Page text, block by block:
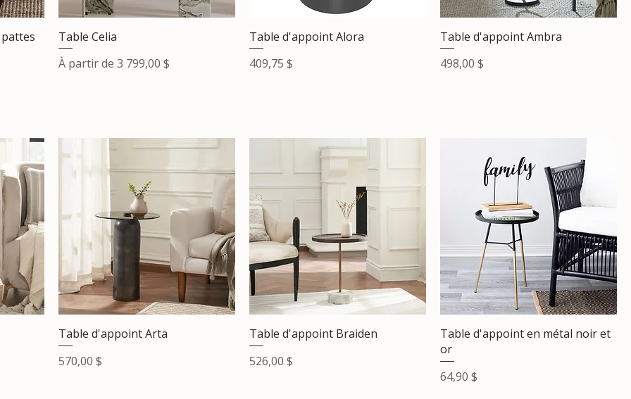
Table Celia
À partir de 3 799,00 $
Prix promotionnel
Table d'appoint Alora
Prix
409,75 $
Table d'appoint Ambra
Prix
498,00 $
Table d'appoint Arta
Prix
570,00 $
Table d'appoint Braiden
Prix
526,00 $
Table d'appoint en métal noir et
or
Prix
64,90 $